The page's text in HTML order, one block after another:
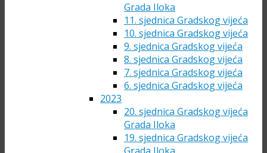
Grada Iloka
11. sjednica Gradskog vijeća
10. sjednica Gradskog vijeća
9. sjednica Gradskog vijeća
8. sjednica Gradskog vijeća
7. sjednica Gradskog vijeća
6. sjednica Gradskog vijeća
2023
20. sjednica Gradskog vijeća
Grada Iloka
19. sjednica Gradskog vijeća